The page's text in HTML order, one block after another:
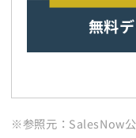
無料
※参照元：SalesNow公